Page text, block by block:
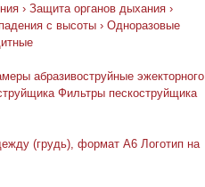
› Защита органов дыхания ›
с высоты › Одноразовые
абразивоструйные эжекторного
Фильтры пескоструйщика
(грудь), формат А6 Логотип на